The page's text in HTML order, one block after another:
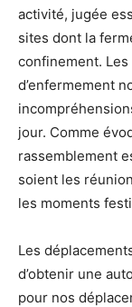
activité, jugée
sites dont la
confinement.
d’enfermement
jour. Comme
rassemblement
soient les
les moments
Les
d’obtenir une
pour nos